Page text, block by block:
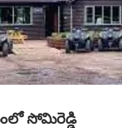
సోమిరెడ్డి